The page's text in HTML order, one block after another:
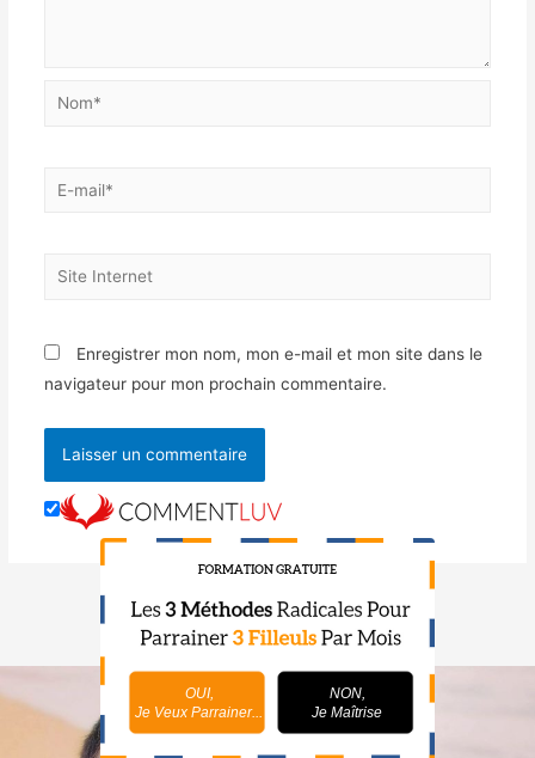
Enregistrer mon nom, mon e-mail et mon site dans le
navigateur pour mon prochain commentaire.
OUI,
Je Veux Parrainer...
NON,
Je Maîtrise